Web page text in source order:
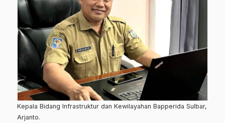
Kepala Bidang Infrastruktur dan Kewilayahan Bapperida Sulbar,
Arjanto.